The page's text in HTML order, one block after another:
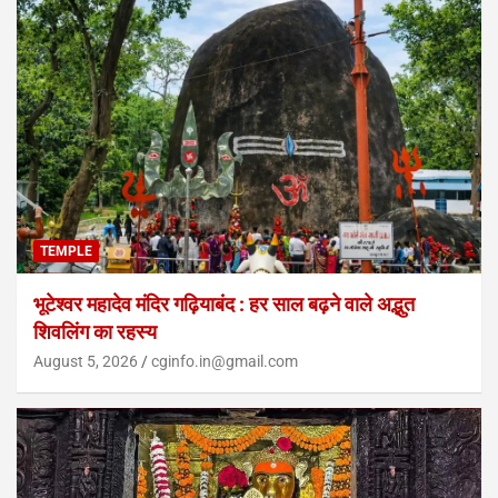
TEMPLE
भूटेश्वर महादेव मंदिर गढ़ियाबंद : हर साल बढ़ने वाले अद्भुत
शिवलिंग का रहस्य
August 5, 2026 cginfo.in@gmail.com